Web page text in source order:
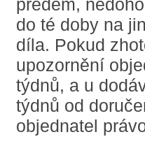
předem,
do té doby na
díla. Pokud
upozornění
týdnů, a u
týdnů od
objednatel